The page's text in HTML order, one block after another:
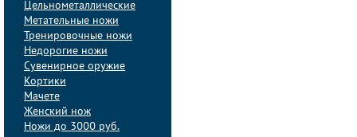
Цельнометаллические
Метательные ножи
Тренировочные ножи
Недорогие ножи
Сувенирное оружие
Кортики
Мачете
Женский нож
Ножи до 3000 руб.